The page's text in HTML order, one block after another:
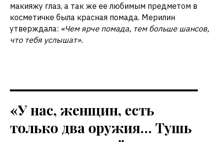
макияжу глаз, а так же ее любимым предметом в
косметичке была красная помада. Мерилин
утверждала: «Чем ярче помада, тем больше шансов,
что тебя услышат».
«У нас, женщин, есть
только два оружия… Тушь